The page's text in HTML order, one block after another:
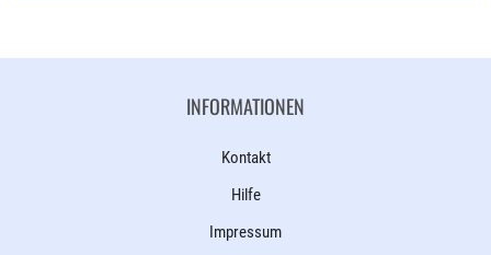
INFORMATIONEN
Kontakt
Hilfe
Impressum